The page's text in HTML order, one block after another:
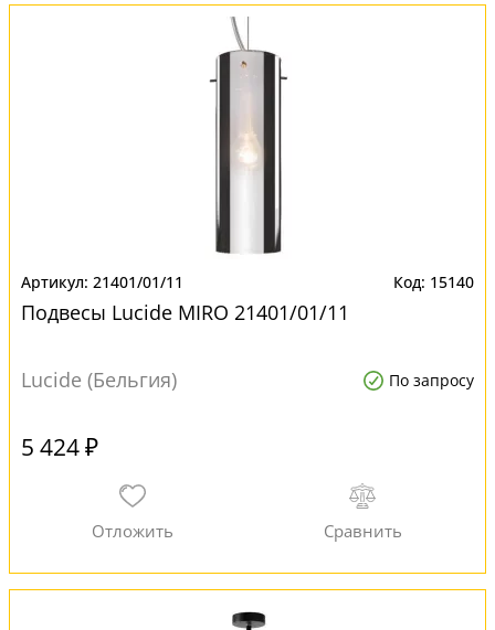
21401/01/11 15140
Подвесы Lucide MIRO 21401/01/11
Lucide (Бельгия) По запросу
5 424 ₽